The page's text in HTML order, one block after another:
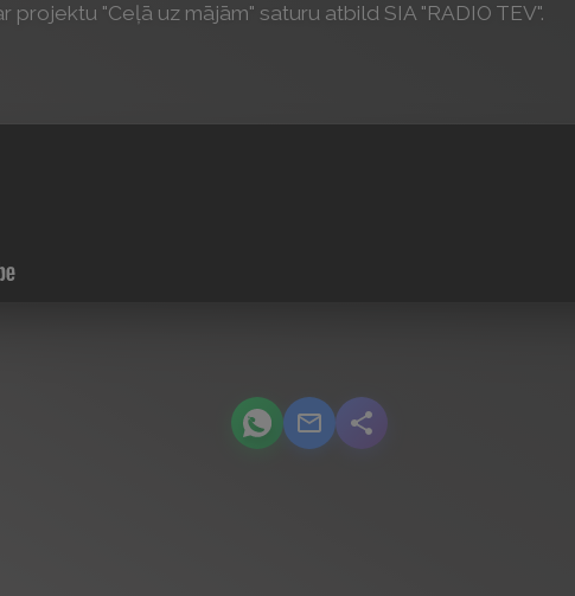
"Ceļā uz mājām" saturu atbild SIA "RADIO TEV".
podcast.share-title WhatsApp
podcast.share-title Email
podcast.share-title